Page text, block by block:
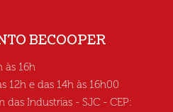
BECOOPER
às 16h
12h e das 14h às 16h00
das Industrias - SJC - CEP: